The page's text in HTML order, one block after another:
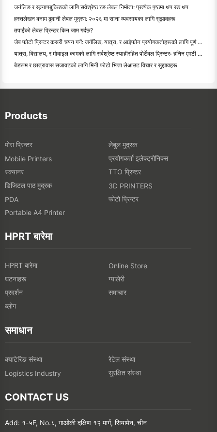
जर्नलिङ र स्क्र्यापबुकिङको लागि सर्वश्रेष्ठ रङ लेबल निर्माता: प्रत्येक पृष्ठमा थप रङ थप
हस्तलेखन बनाम ढुवानी लेबल मुद्रण: २०२६ मा साना व्यवसायका लागि सुझावहरू
तपाईंको लेबल प्रिन्टर किन जाम गर्दछ?
जेब फोटो प्रिन्टर कसरी चयन गर्ने: जर्नलिङ, यात्रा, र आईफोन प्रयोगकर्ताहरूको लागि पूर्ण गाइड
यात्रा, विद्यालय, र मोबाइल कामको लागि सर्वश्रेष्ठ स्याहीरहित पोर्टेबल प्रिन्टरः हनिन एमटी ६२० प्रो सम
बेडरूम र छात्रावास सजावटको लागि मिनी फोटो भित्ता लेआउट विचार र सुझावहरू
Products
पोस प्रिन्टर
लेबुल मुद्रक
Mobile Printers
प्रयोगकर्ता इलेक्ट्रोनिक्स
स्क्यानर
TTO प्रिन्टर
डिजिटल पाठ मुद्रक
3D PRINTERS
PDA
फोटो प्रिन्टर
Portable A4 Printer
HPRT बारेमा
HPRT बारेमा
Online Store
घटनाहरू
ग्यालेरी
प्रदर्शन
समाचार
ब्लोग
समाधान
क्याटेरिङ संस्था
रेटेल संस्था
Logistics Industry
सुरक्षित संस्था
CONTACT US
Add: १-५F, No.८, गाओकी दक्षिण १२ मार्ग, सियामेन, चीन